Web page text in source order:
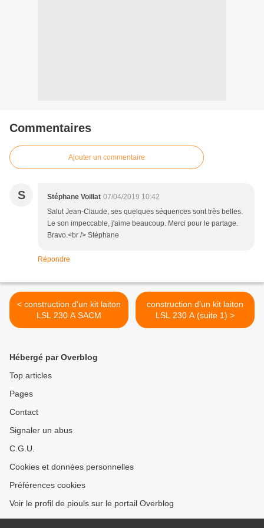
Commentaires
Ajouter un commentaire
S Stéphane Voillat 07/04/2019 10:42
Salut Jean-Claude, ses quelques séquences sont très belles.
Le son impeccable, j'aime beaucoup. Merci pour le partage.
Bravo.<br /> Stéphane
Répondre
< construction d'un kit laiton
LSL 230 A SACM
construction d'un kit laiton
LSL 230 A (suite 1) >
Hébergé par Overblog
Top articles
Pages
Contact
Signaler un abus
C.G.U.
Cookies et données personnelles
Préférences cookies
Voir le profil de piouls sur le portail Overblog